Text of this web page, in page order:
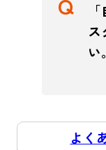
ス
い。
よく